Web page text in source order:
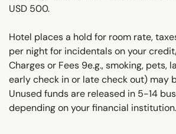
USD 500.
Hotel places a hold for room rate,
per night for incidentals on your
Charges or Fees 9e.g., smoking, pets,
early check in or late check out) may
Unused funds are released in 5-14
depending on your financial institution.